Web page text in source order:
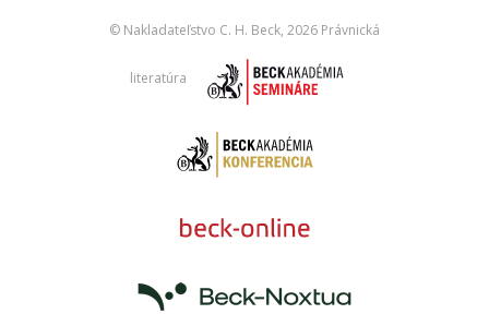
© Nakladateľstvo C. H. Beck, 2026 Právnická
literatúra